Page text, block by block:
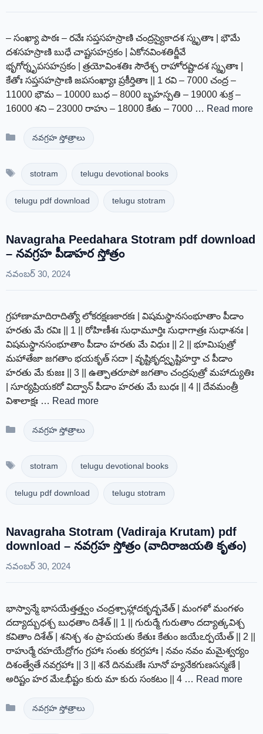
– సంఖ్యా పాఠః – రవేః సప్తసహస్రాణి చంద్రస్యైకాదశ స్మృతాః | భౌమే
దశసహస్రాణి బుధే చాష్టసహస్రకం | ఏకోనవింశతిర్జీవే
భృగోర్నృపసహస్రకం | త్రయోవింశతిః సౌరేశ్చ రాహోరష్టాదశ స్మృతాః |
కేతోః సప్తసహస్రాణి జపసంఖ్యాః ప్రకీర్తితాః || 1 రవి – 7000 చంద్ర –
11000 భౌమ – 10000 బుధ – 8000 బృహస్పతి – 19000 శుక్ర –
16000 శని – 23000 రాహు – 18000 కేతు – 7000 … Read more
Categories
నవగ్రహ స్తోత్రాలు
Tagsstotram telugu devotional books
telugu pdf download telugu stotram
Navagraha Peedahara Stotram pdf download
– నవగ్రహ పీడాహర స్తోత్రం
నవంబర్ 30, 2024
గ్రహాణామాదిరాదిత్యో లోకరక్షణకారకః | విషమస్థానసంభూతాం పీడాం
హరతు మే రవిః || 1 || రోహిణీశః సుధామూర్తిః సుధాగాత్రః సుధాశనః |
విషమస్థానసంభూతాం పీడాం హరతు మే విధుః || 2 || భూమిపుత్రో
మహాతేజా జగతాం భయకృత్ సదా | వృష్టికృద్వృష్టిహర్తా చ పీడాం
హరతు మే కుజః || 3 || ఉత్పాతరూపో జగతాం చంద్రపుత్రో మహాద్యుతిః
| సూర్యప్రియకరో విద్వాన్ పీడాం హరతు మే బుధః || 4 || దేవమంత్రీ
విశాలాక్షః … Read more
Categories
నవగ్రహ స్తోత్రాలు
Tagsstotram telugu devotional books
telugu pdf download telugu stotram
Navagraha Stotram (Vadiraja Krutam) pdf
download – నవగ్రహ స్తోత్రం (వాదిరాజయతి కృతం)
నవంబర్ 30, 2024
భాస్వాన్మే భాసయేత్తత్త్వం చంద్రశ్చాహ్లాదకృద్భవేత్ | మంగళో మంగళం
దద్యాద్బుధశ్చ బుధతాం దిశేత్ || 1 || గురుర్మే గురుతాం దద్యాత్కవిశ్చ
కవితాం దిశేత్ | శనిశ్చ శం ప్రాపయతు కేతుః కేతుం జయేఽర్పయేత్ || 2 ||
రాహుర్మే రహయేద్రోగం గ్రహాః సంతు కరగ్రహాః | నవం నవం మమైశ్వర్యం
దిశంత్వేతే నవగ్రహాః || 3 || శనే దినమణేః సూనో హ్యనేకగుణసన్మణే |
అరిష్టం హర మేఽభీష్టం కురు మా కురు సంకటం || 4 … Read more
Categories
నవగ్రహ స్తోత్రాలు